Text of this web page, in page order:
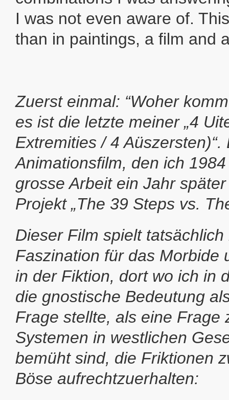
I was not even aware of.
than in paintings, a film and
Zuerst einmal: “Woher
es ist die letzte meiner „4
Extremities / 4 Aüszersten)“.
Animationsfilm, den ich
grosse Arbeit ein Jahr
Projekt „The 39 Steps vs.
Dieser Film spielt tatsächlich
Faszination für das Morbide
in der Fiktion, dort wo ich in
die gnostische Bedeutung
Frage stellte, als eine Frage
Systemen in westlichen
bemüht sind, die Friktionen
Böse aufrechtzuerhalten: